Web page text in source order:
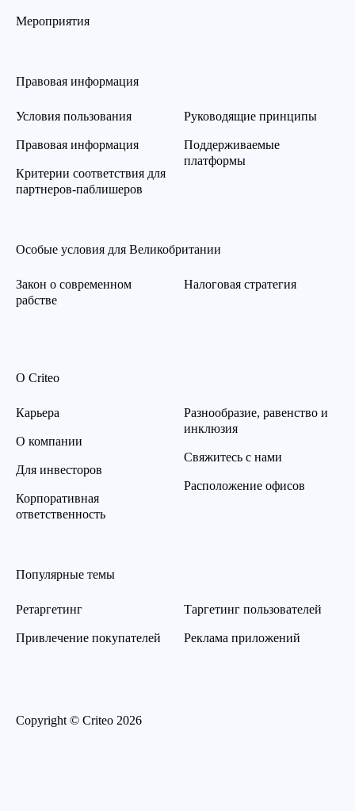
Мероприятия
Правовая информация
Условия пользования
Правовая информация
Критерии соответствия для
партнеров-паблишеров
Руководящие принципы
Поддерживаемые
платформы
Особые условия для Великобритании
Закон о современном
рабстве
Налоговая стратегия
О Criteo
Карьера
О компании
Для инвесторов
Корпоративная
ответственность
Разнообразие, равенство и
инклюзия
Свяжитесь с нами
Расположение офисов
Популярные темы
Ретаргетинг
Привлечение покупателей
Таргетинг пользователей
Реклама приложений
Copyright © Criteo 2026